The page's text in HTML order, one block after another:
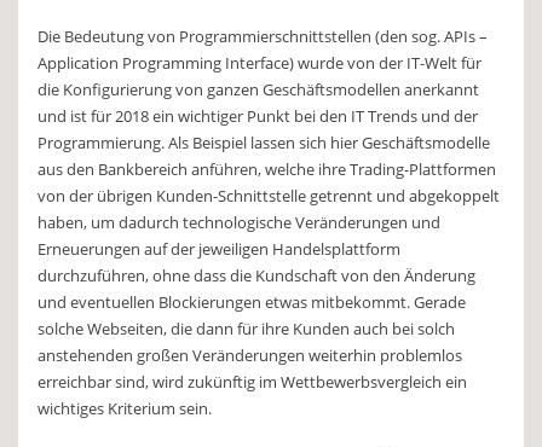
Die Bedeutung von Programmierschnittstellen (den sog. APIs –
Application Programming Interface) wurde von der IT-Welt für
die Konfigurierung von ganzen Geschäftsmodellen anerkannt
und ist für 2018 ein wichtiger Punkt bei den IT Trends und der
Programmierung. Als Beispiel lassen sich hier Geschäftsmodelle
aus den Bankbereich anführen, welche ihre Trading-Plattformen
von der übrigen Kunden-Schnittstelle getrennt und abgekoppelt
haben, um dadurch technologische Veränderungen und
Erneuerungen auf der jeweiligen Handelsplattform
durchzuführen, ohne dass die Kundschaft von den Änderung
und eventuellen Blockierungen etwas mitbekommt. Gerade
solche Webseiten, die dann für ihre Kunden auch bei solch
anstehenden großen Veränderungen weiterhin problemlos
erreichbar sind, wird zukünftig im Wettbewerbsvergleich ein
wichtiges Kriterium sein.